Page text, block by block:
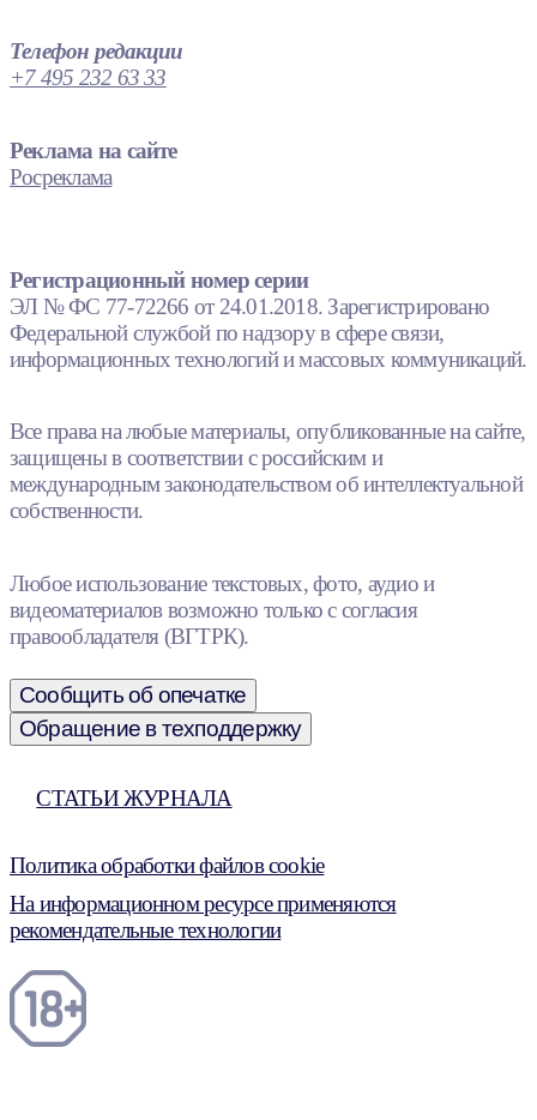
Телефон редакции
+7 495 232 63 33
Реклама на сайте
Росреклама
Регистрационный номер серии
ЭЛ № ФС 77-72266 от 24.01.2018. Зарегистрировано
Федеральной службой по надзору в сфере связи,
информационных технологий и массовых коммуникаций.
Все права на любые материалы, опубликованные на сайте,
защищены в соответствии с российским и
международным законодательством об интеллектуальной
собственности.
Любое использование текстовых, фото, аудио и
видеоматериалов возможно только с согласия
правообладателя (ВГТРК).
Сообщить об опечатке
Обращение в техподдержку
СТАТЬИ ЖУРНАЛА
Политика обработки файлов cookie
На информационном ресурсе применяются
рекомендательные технологии